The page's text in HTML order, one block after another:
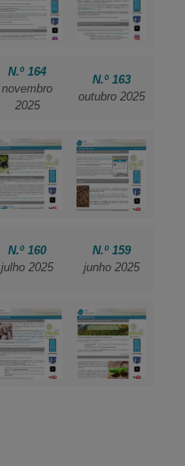
N.º 164
novembro
2025
N.º 163
outubro 2025
N.º 160
julho 2025
N.º 159
junho 2025